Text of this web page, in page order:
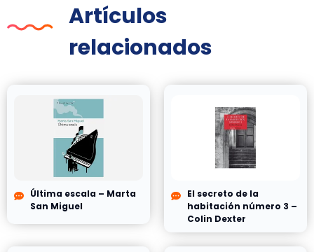
Artículos
relacionados
Última escala – Marta
San Miguel
El secreto de la
habitación número 3 –
Colin Dexter